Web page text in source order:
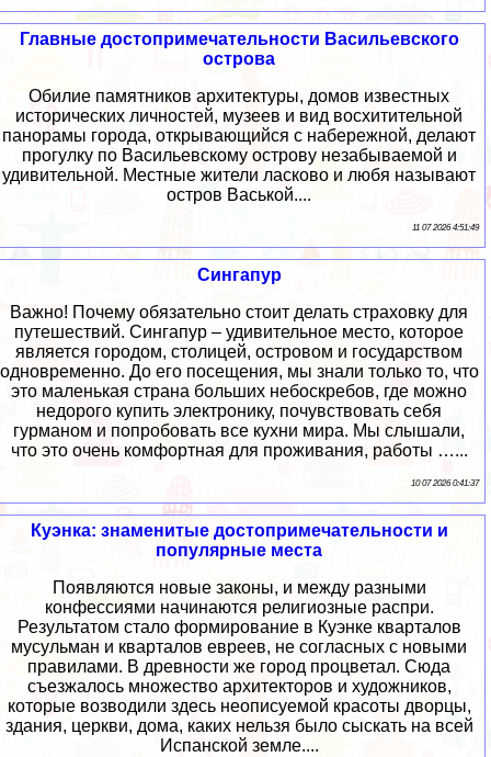
Главные достопримечательности Васильевского
острова
Обилие памятников архитектуры, домов известных
исторических личностей, музеев и вид восхитительной
панорамы города, открывающийся с набережной, делают
прогулку по Васильевскому острову незабываемой и
удивительной. Местные жители ласково и любя называют
остров Васькой....
11 07 2026 4:51:49
Сингапур
Важно! Почему обязательно стоит делать страховку для
путешествий. Сингапур – удивительное место, которое
является городом, столицей, островом и государством
одновременно. До его посещения, мы знали только то, что
это маленькая страна больших небоскребов, где можно
недорого купить электронику, почувствовать себя
гурманом и попробовать все кухни мира. Мы слышали,
что это очень комфортная для проживания, работы …...
10 07 2026 0:41:37
Куэнка: знаменитые достопримечательности и
популярные места
Появляются новые законы, и между разными
конфессиями начинаются религиозные распри.
Результатом стало формирование в Куэнке кварталов
мусульман и кварталов евреев, не согласных с новыми
правилами. В древности же город процветал. Сюда
съезжалось множество архитекторов и художников,
которые возводили здесь неописуемой красоты дворцы,
здания, церкви, дома, каких нельзя было сыскать на всей
Испанской земле....